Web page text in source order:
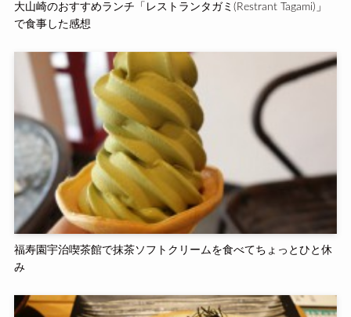
大山崎のおすすめランチ「レストランタガミ(Restrant Tagami)」
で食事した感想
福寿園宇治喫茶館で抹茶ソフトクリームを食べてちょっとひと休
み